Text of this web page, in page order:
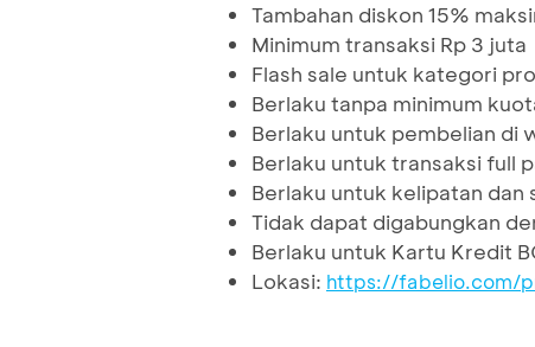
Tambahan diskon 15%
Minimum transaksi Rp 3 juta
Flash sale untuk kategori
Berlaku tanpa minimum
Berlaku untuk pembelian di
Berlaku untuk transaksi full
Berlaku untuk kelipatan dan
Tidak dapat digabungkan
Berlaku untuk Kartu Kredit
Lokasi: https://fabelio.com/